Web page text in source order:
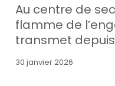
Au centre de
flamme de
transmet depuis
30 janvier 2026